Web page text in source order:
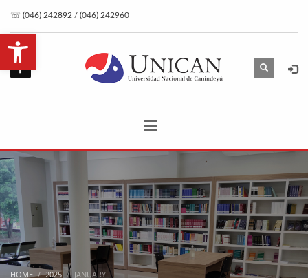
Open toolbar
☏ (046) 242892 / (046) 242960
HOME 2025 JANUARY